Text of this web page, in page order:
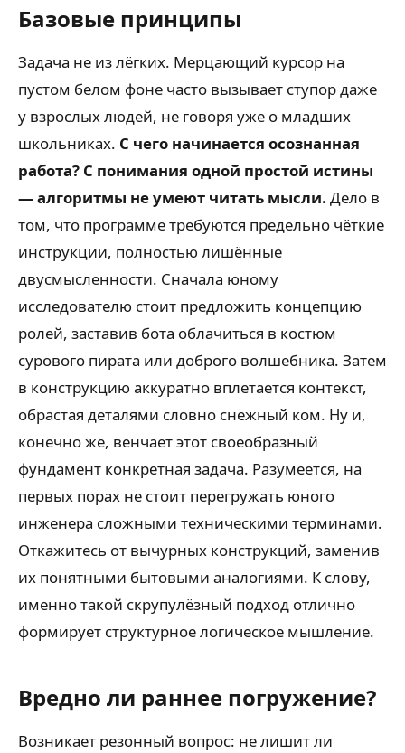
Базовые принципы
Задача не из лёгких. Мерцающий курсор на
пустом белом фоне часто вызывает ступор даже
у взрослых людей, не говоря уже о младших
школьниках. С чего начинается осознанная
работа? С понимания одной простой истины
— алгоритмы не умеют читать мысли. Дело в
том, что программе требуются предельно чёткие
инструкции, полностью лишённые
двусмысленности. Сначала юному
исследователю стоит предложить концепцию
ролей, заставив бота облачиться в костюм
сурового пирата или доброго волшебника. Затем
в конструкцию аккуратно вплетается контекст,
обрастая деталями словно снежный ком. Ну и,
конечно же, венчает этот своеобразный
фундамент конкретная задача. Разумеется, на
первых порах не стоит перегружать юного
инженера сложными техническими терминами.
Откажитесь от вычурных конструкций, заменив
их понятными бытовыми аналогиями. К слову,
именно такой скрупулёзный подход отлично
формирует структурное логическое мышление.
Вредно ли раннее погружение?
Возникает резонный вопрос: не лишит ли